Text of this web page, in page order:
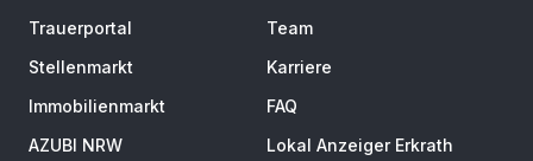
Trauerportal
Stellenmarkt
Immobilienmarkt
AZUBI NRW
Team
Karriere
FAQ
Lokal Anzeiger Erkrath